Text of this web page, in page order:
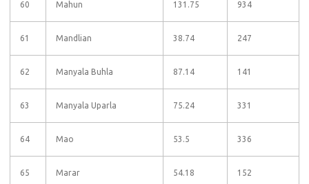
60 Mahun 131.75 934
61 Mandlian 38.74 247
62 Manyala Buhla 87.14 141
63 Manyala Uparla 75.24 331
64 Mao 53.5 336
65 Marar 54.18 152